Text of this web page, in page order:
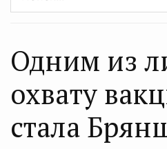
Одним из
охвату
стала